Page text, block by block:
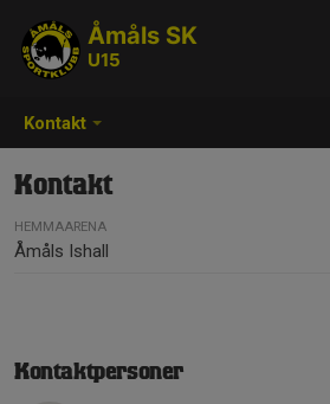
Kontakt
Åmåls SK
U15
Kontakt
HEMMAARENA
Åmåls Ishall
Kontaktpersoner